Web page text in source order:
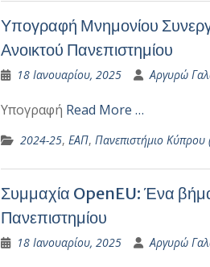
Υπογραφή Μνημονίου
Ανοικτού Πανεπιστημίου
18 Ιανουαρίου, 2025 Αργυρώ
Υπογραφή Read More …
2024-25, ΕΑΠ, Πανεπιστήμιο Κύπρου
Συμμαχία OpenEU: Ένα
Πανεπιστημίου
18 Ιανουαρίου, 2025 Αργυρώ